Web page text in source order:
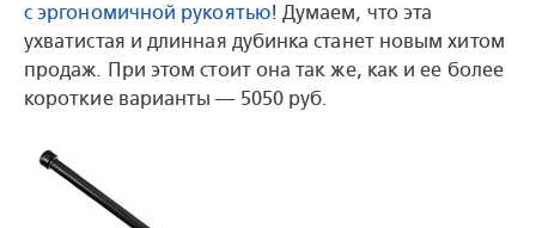
с эргономичной рукоятью! Думаем, что эта
ухватистая и длинная дубинка станет новым хитом
продаж. При этом стоит она так же, как и ее более
короткие варианты — 5050 руб.